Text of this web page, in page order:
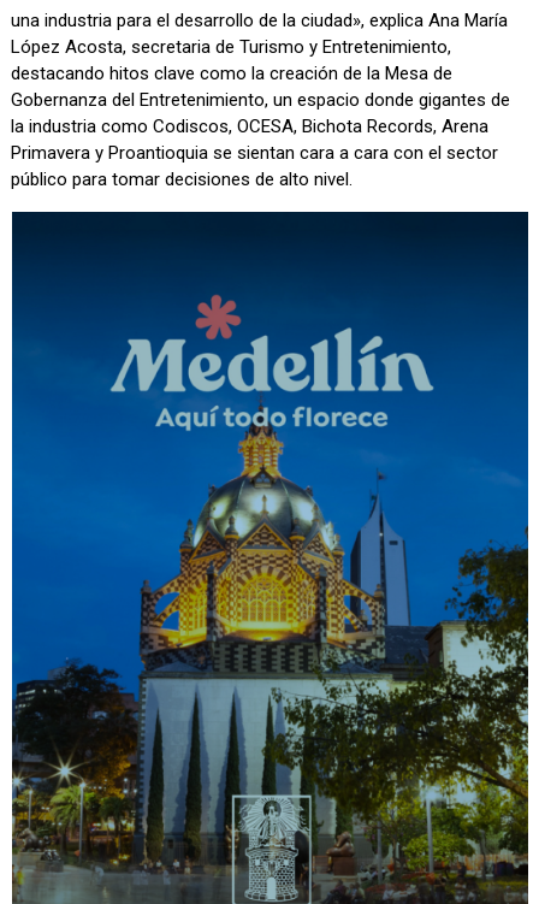
una industria para el desarrollo de la ciudad», explica Ana María
López Acosta, secretaria de Turismo y Entretenimiento,
destacando hitos clave como la creación de la Mesa de
Gobernanza del Entretenimiento, un espacio donde gigantes de
la industria como Codiscos, OCESA, Bichota Records, Arena
Primavera y Proantioquia se sientan cara a cara con el sector
público para tomar decisiones de alto nivel.